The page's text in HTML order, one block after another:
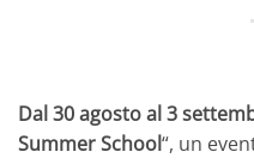
Dal 30 agosto al 3
Summer School“, un